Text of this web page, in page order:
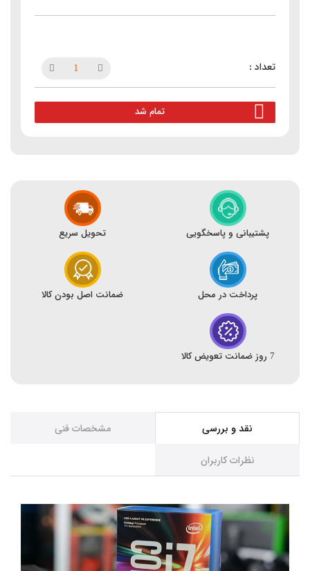
تمام شد
پشتیبانی و پاسخگویی تحویل سریع
پرداخت در محل ضمانت اصل بودن کالا
7 روز ضمانت تعویض کالا
نقد و بررسی مشخصات فنی
نظرات کاربران